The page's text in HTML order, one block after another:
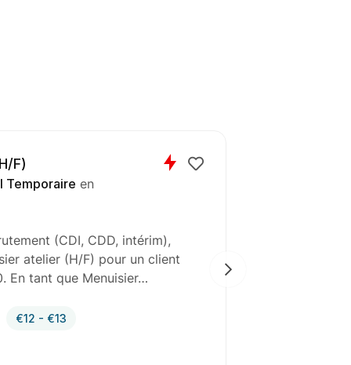
F)
Temporaire en
(CDI, CDD, intérim),
atelier (H/F) pour un client
En tant que Menuisier…
€12 - €13